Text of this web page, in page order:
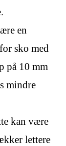
en
sko med
på 10 mm
mindre
kan være
lettere